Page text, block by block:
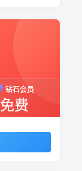
钻石会员
免费